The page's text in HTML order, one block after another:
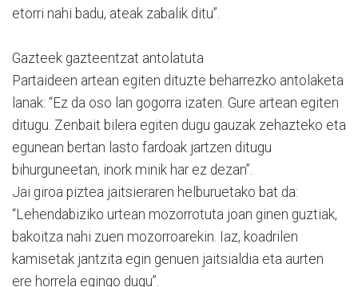
etorri nahi badu, ateak zabalik ditu”.
Gazteek gazteentzat antolatuta
Partaideen artean egiten dituzte beharrezko antolaketa
lanak: “Ez da oso lan gogorra izaten. Gure artean egiten
ditugu. Zenbait bilera egiten dugu gauzak zehazteko eta
egunean bertan lasto fardoak jartzen ditugu
bihurguneetan, inork minik har ez dezan”.
Jai giroa piztea jaitsieraren helburuetako bat da:
“Lehendabiziko urtean mozorrotuta joan ginen guztiak,
bakoitza nahi zuen mozorroarekin. Iaz, koadrilen
kamisetak jantzita egin genuen jaitsialdia eta aurten
ere horrela egingo dugu”.